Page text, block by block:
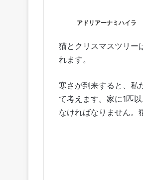
アドリアーナミハイラ
猫とクリスマスツリー
れます。
寒さが到来すると、私
て考えます。家に1匹
なければなりません。